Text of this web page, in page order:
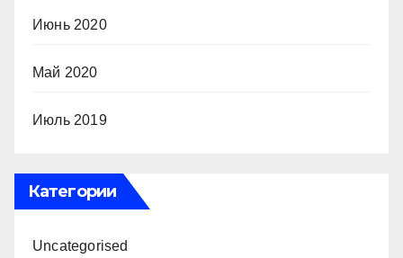
Июнь 2020
Май 2020
Июль 2019
Категории
Uncategorised